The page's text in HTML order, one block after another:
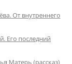
От внутреннего
Его последний
Матерь (рассказ)